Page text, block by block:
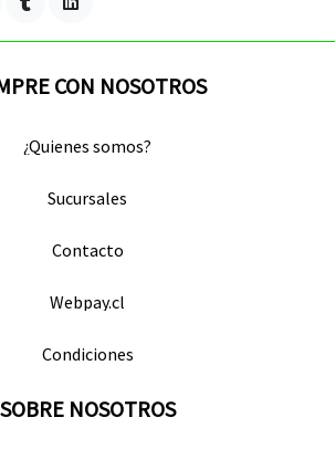
CON NOSOTROS
¿Quienes somos?
Sucursales
Contacto
Webpay.cl
Condiciones
SOBRE NOSOTROS